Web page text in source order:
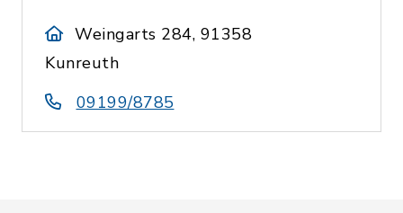
Weingarts 284, 91358
Kunreuth
09199/8785